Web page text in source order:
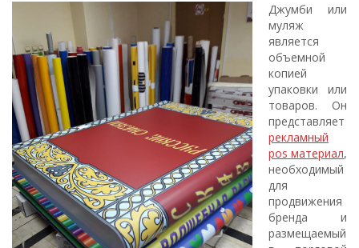
Джумби или
муляж
является
объемной
копией
упаковки или
товаров. Он
представляет
рекламный
pos материал,
необходимый
для
продвижения
бренда и
размещаемый